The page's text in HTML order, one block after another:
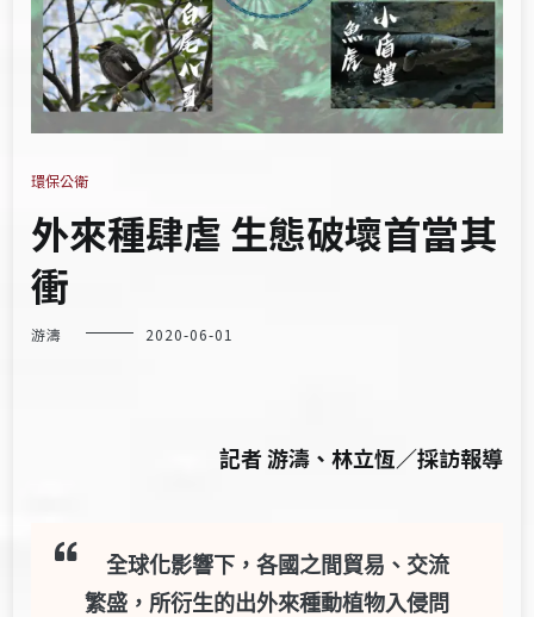
環保公衛
外來種肆虐 生態破壞首當其
衝
游濤 2020-06-01
記者 游濤、林立恆／採訪報導
全球化影響下，各國之間貿易、交流
繁盛，所衍生的出外來種動植物入侵問